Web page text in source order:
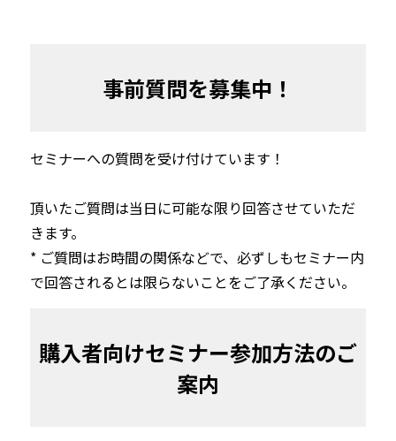
事前質問を募集中！
セミナーへの質問を受け付けています！
頂いたご質問は当日に可能な限り回答させていただ
きます。
* ご質問はお時間の関係などで、必ずしもセミナー内
で回答されるとは限らないことをご了承ください。
購入者向けセミナー参加方法のご
案内